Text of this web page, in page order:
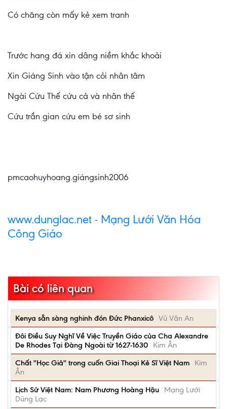
Có chăng còn mấy kẻ xem tranh
Trước hang đá xin dâng niềm khắc khoải
Xin Giáng Sinh vào tận cỏi nhân tâm
Ngài Cứu Thế cứu cả và nhân thế
Cứu trần gian cứu em bé sơ sinh
pmcaohuyhoang.giángsinh2006
www.dunglac.net - Mạng Lưới Văn Hóa
Công Giáo
Bài có liên quan
Kenya sẵn sàng nghinh đón Đức Phanxicô Vũ Văn An
Đôi Điều Suy Nghĩ Về Việc Truyền Giáo của Cha Alexandre
De Rhodes Tại Đàng Ngoài từ 1627-1630
Kim Ân
Chất ''Học Giả'' trong cuốn Giai Thoại Kẻ Sĩ Việt Nam
Kim
Ân
Lịch Sử Việt Nam: Nam Phương Hoàng Hậu
Mạng Lưới
Dũng Lạc